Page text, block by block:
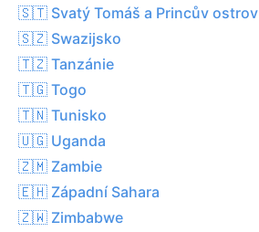
🇸🇹 Svatý Tomáš a Princův ostrov
🇸🇿 Swazijsko
🇹🇿 Tanzánie
🇹🇬 Togo
🇹🇳 Tunisko
🇺🇬 Uganda
🇿🇲 Zambie
🇪🇭 Západní Sahara
🇿🇼 Zimbabwe